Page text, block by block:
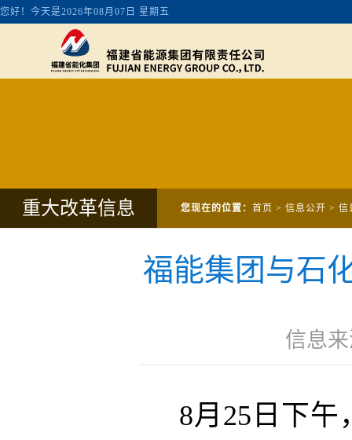
重大改革信息 您现在的位置： 首页 > 信息公开 > 信
福能集团与石
信息
8月25日下